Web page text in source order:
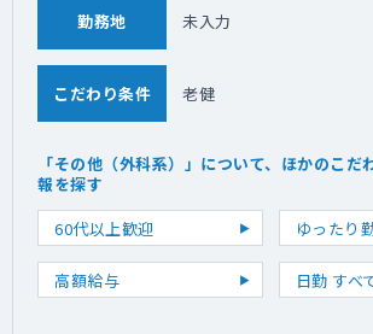
勤務地 未入力
こだわり条件 老健
「その他（外科系）」について、ほかのこだ
報を探す
60代以上歓迎
ゆったり
高額給与 日勤 すべ